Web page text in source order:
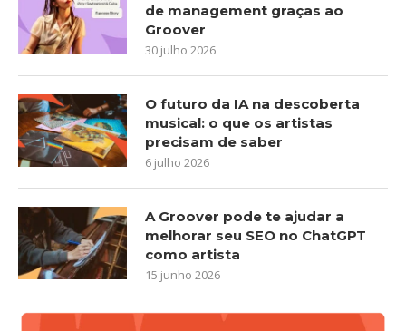
de management graças ao
Groover
30 julho 2026
O futuro da IA na descoberta
musical: o que os artistas
precisam de saber
6 julho 2026
A Groover pode te ajudar a
melhorar seu SEO no ChatGPT
como artista
15 junho 2026